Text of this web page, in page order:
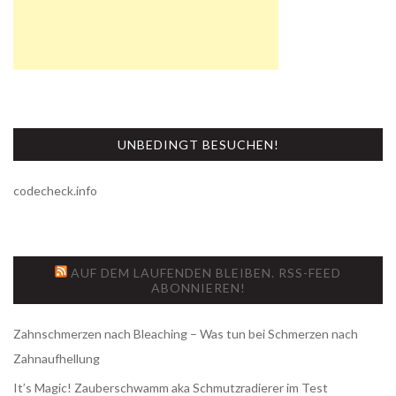
UNBEDINGT BESUCHEN!
codecheck.info
AUF DEM LAUFENDEN BLEIBEN. RSS-FEED
ABONNIEREN!
Zahnschmerzen nach Bleaching – Was tun bei Schmerzen nach
Zahnaufhellung
It’s Magic! Zauberschwamm aka Schmutzradierer im Test